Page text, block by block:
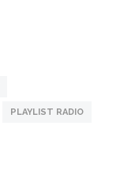
PLAYLIST RADIO